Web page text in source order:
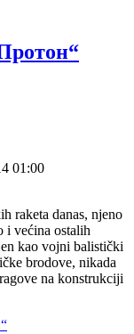
01:00
raketa danas, njeno
i većina ostalih
kao vojni balistički
brodove, nikada
na konstrukciji